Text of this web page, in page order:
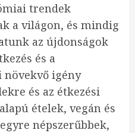
trendek
a világon, és mindig
az újdonságok
és a
igény
és az étkezési
ételek, vegán és
népszerűbbek,